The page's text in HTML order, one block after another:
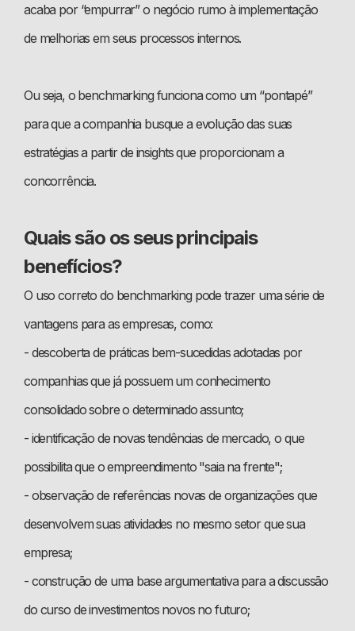
acaba por “empurrar” o negócio rumo à implementação
de melhorias em seus processos internos.
Ou seja, o benchmarking funciona como um “pontapé”
para que a companhia busque a evolução das suas
estratégias a partir de insights que proporcionam a
concorrência.
Quais são os seus principais
benefícios?
O uso correto do benchmarking pode trazer uma série de
vantagens para as empresas, como:
- descoberta de práticas bem-sucedidas adotadas por
companhias que já possuem um conhecimento
consolidado sobre o determinado assunto;
- identificação de novas tendências de mercado, o que
possibilita que o empreendimento "saia na frente";
- observação de referências novas de organizações que
desenvolvem suas atividades no mesmo setor que sua
empresa;
- construção de uma base argumentativa para a discussão
do curso de investimentos novos no futuro;